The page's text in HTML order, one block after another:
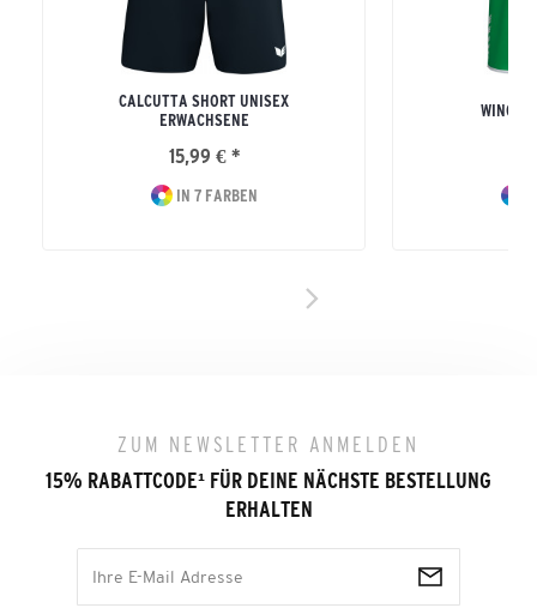
CALCUTTA SHORT UNISEX
ERWACHSENE
15,99 € *
IN 7 FARBEN
WINGS
ZUM NEWSLETTER ANMELDEN
15% RABATTCODE¹ FÜR DEINE NÄCHSTE BESTELLUNG
ERHALTEN